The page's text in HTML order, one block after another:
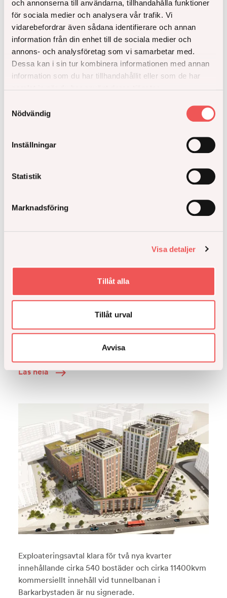
och annonserna till användarna, tillhandahålla funktioner
för sociala medier och analysera vår trafik. Vi
vidarebefordrar även sådana identifierare och annan
information från din enhet till de sociala medier och
annons- och analysföretag som vi samarbetar med.
Dessa kan i sin tur kombinera informationen med annan
information som du har tillhandahållit eller som de har
Nödvändig
Inställningar
Statistik
Marknadsföring
Visa detaljer
Tillåt alla
Tillåt urval
Avvisa
Åke Sundvall säljer återstående del av Atlaskvarteret
i Barkarbystaden till Art-Invest Real Estate
Läs hela
klimatberäkningar i våra projekt. Som i så mycket
annat i vårt arbetssätt vill vi arbeta digitalt.
Läs hela
Exploateringsavtal klara för två nya kvarter
innehållande cirka 540 bostäder och cirka 11400kvm
kommersiellt innehåll vid tunnelbanan i
Barkarbystaden är nu signerade.